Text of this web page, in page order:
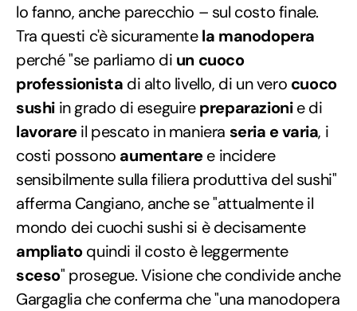
lo fanno, anche parecchio – sul costo finale.
Tra questi c'è sicuramentela manodopera
perché "se parliamo di un cuoco
professionista di alto livello, di un vero cuoco
sushi in grado di eseguirepreparazionie di
lavorareil pescato in maniera seria e varia, i
costi possono aumentaree incidere
sensibilmente sulla filiera produttiva del sushi"
afferma Cangiano, anche se "attualmente il
mondo dei cuochi sushi si è decisamente
ampliatoquindi il costo è leggermente
sceso" prosegue. Visione che condivide anche
Gargaglia che conferma che "una manodopera